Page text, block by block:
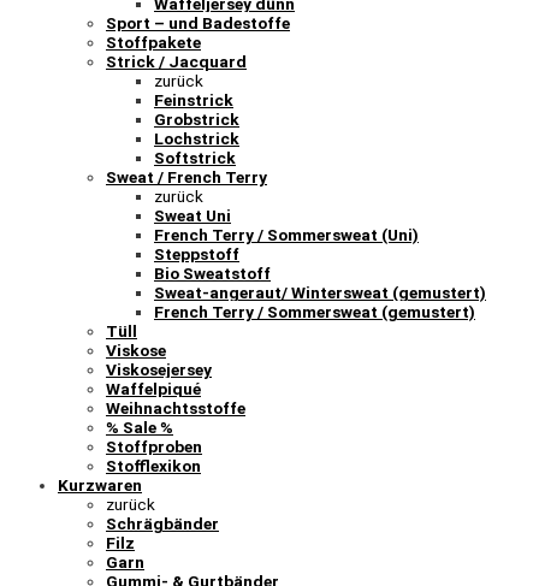
Sport – und Badestoffe
Stoffpakete
Strick / Jacquard
zurück
Feinstrick
Grobstrick
Lochstrick
Softstrick
Sweat / French Terry
zurück
Sweat Uni
French Terry / Sommersweat (Uni)
Steppstoff
Bio Sweatstoff
Sweat-angeraut/ Wintersweat (gemustert)
French Terry / Sommersweat (gemustert)
Tüll
Viskose
Viskosejersey
Waffelpiqué
Weihnachtsstoffe
% Sale %
Stoffproben
Stofflexikon
Kurzwaren
zurück
Schrägbänder
Filz
Garn
Gummi- & Gurtbänder